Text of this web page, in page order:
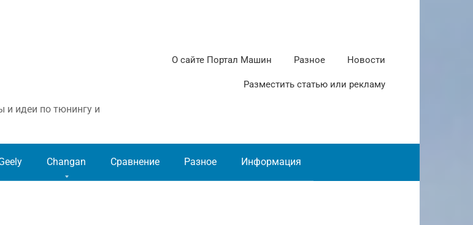
и идеи по тюнингу и
О сайте Портал Машин Разное Новости
Разместить статью или рекламу
Changan Сравнение Разное Информация